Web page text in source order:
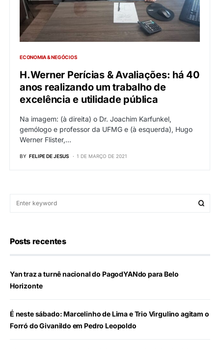
ECONOMIA & NEGÓCIOS
H.Werner Perícias & Avaliações: há 40
anos realizando um trabalho de
excelência e utilidade pública
Na imagem: (à direita) o Dr. Joachim Karfunkel,
gemólogo e professor da UFMG e (à esquerda), Hugo
Werner Flister,…
BY FELIPE DE JESUS 1 DE MARÇO DE 2021
Posts recentes
Yan traz a turnê nacional do PagodYANdo para Belo
Horizonte
É neste sábado: Marcelinho de Lima e Trio Virgulino agitam o
Forró do Givanildo em Pedro Leopoldo